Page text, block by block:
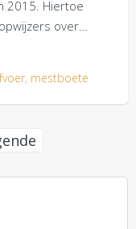
2015. Hiertoe
over…
, mestboete